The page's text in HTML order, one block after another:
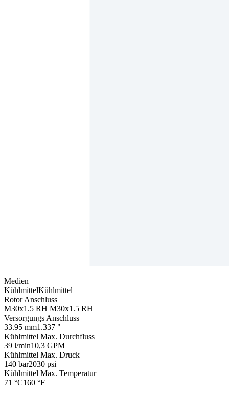
Medien
KühlmittelKühlmittel
Rotor Anschluss
M30x1.5 RH M30x1.5 RH
Versorgungs Anschluss
33.95 mm1.337 "
Kühlmittel Max. Durchfluss
39 l/min10,3 GPM
Kühlmittel Max. Druck
140 bar2030 psi
Kühlmittel Max. Temperatur
71 °C160 °F